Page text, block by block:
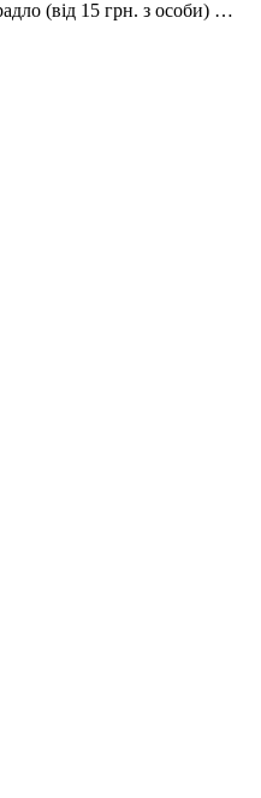
(від 15 грн. з особи) …